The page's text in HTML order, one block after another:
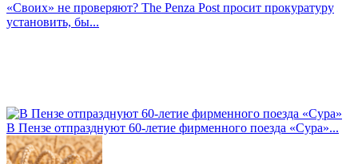
«Своих» не проверяют? The Penza Post просит прокуратуру
установить, бы...
В Пензе отпразднуют 60-летие фирменного поезда «Сура»...